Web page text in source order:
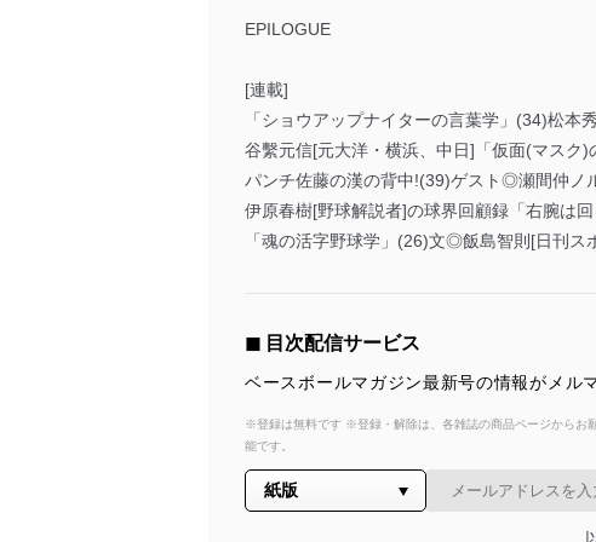
EPILOGUE
[連載]
「ショウアップナイターの言葉学」(34)松本
谷繫元信[元大洋・横浜、中日]「仮面(マスク)
パンチ佐藤の漢の背中!(39)ゲスト◎瀬間仲ノ
伊原春樹[野球解説者]の球界回顧録「右腕は
「魂の活字野球学」(26)文◎飯島智則[日刊ス
◼︎ 目次配信サービス
ベースボールマガジン最新号の情報がメル
※登録は無料です ※登録・解除は、各雑誌の商品ページからお
能です。